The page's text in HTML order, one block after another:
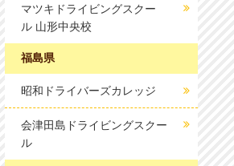
マツキドライビングスクー
ル 山形中央校
福島県
昭和ドライバーズカレッジ
会津田島ドライビングスクー
ル